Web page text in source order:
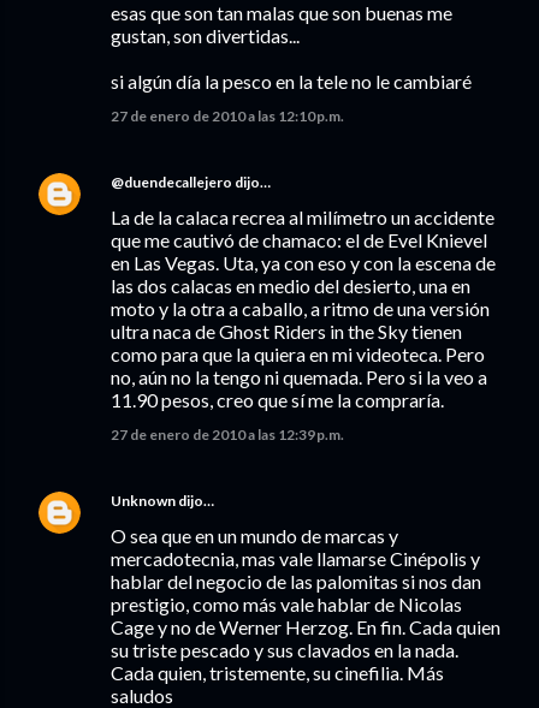
esas que son tan malas que son buenas me
gustan, son divertidas...
si algún día la pesco en la tele no le cambiaré
27 de enero de 2010 a las 12:10 p.m.
@duendecallejero dijo…
La de la calaca recrea al milímetro un accidente
que me cautivó de chamaco: el de Evel Knievel
en Las Vegas. Uta, ya con eso y con la escena de
las dos calacas en medio del desierto, una en
moto y la otra a caballo, a ritmo de una versión
ultra naca de Ghost Riders in the Sky tienen
como para que la quiera en mi videoteca. Pero
no, aún no la tengo ni quemada. Pero si la veo a
11.90 pesos, creo que sí me la compraría.
27 de enero de 2010 a las 12:39 p.m.
Unknown dijo…
O sea que en un mundo de marcas y
mercadotecnia, mas vale llamarse Cinépolis y
hablar del negocio de las palomitas si nos dan
prestigio, como más vale hablar de Nicolas
Cage y no de Werner Herzog. En fin. Cada quien
su triste pescado y sus clavados en la nada.
Cada quien, tristemente, su cinefilia. Más
saludos